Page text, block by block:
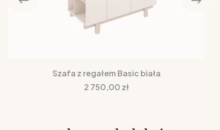
Szafa z regałem Basic biała
Cena
2 750,00 zł